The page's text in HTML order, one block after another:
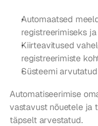
Automaatsed
registreerimiseks
Kiirteavitused
registreerimiste
Süsteemi
Automatiseerimise
vastavust nõuetele ja
täpselt arvestatud.